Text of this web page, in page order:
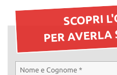
SCOPRI
PER